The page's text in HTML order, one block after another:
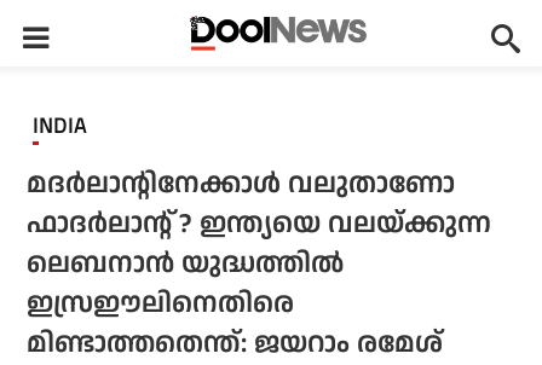
INDIA
മദര്‍ലാന്റിനേക്കാള്‍ വലുതാണോ
ഫാദര്‍ലാന്റ് ? ഇന്ത്യയെ വലയ്ക്കുന്ന
ലെബനാന്‍ യുദ്ധത്തില്‍
ഇസ്രഈലിനെതിരെ
മിണ്ടാത്തതെന്ത്: ജയറാം രമേശ്